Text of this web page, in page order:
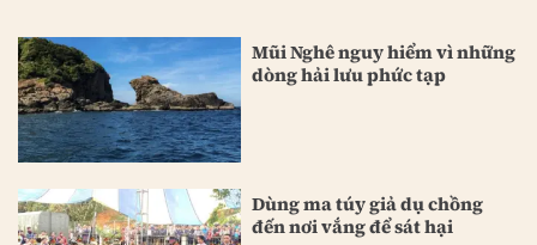
Mũi Nghê nguy hiểm vì những
dòng hải lưu phức tạp
Dùng ma túy giả dụ chồng
đến nơi vắng để sát hại